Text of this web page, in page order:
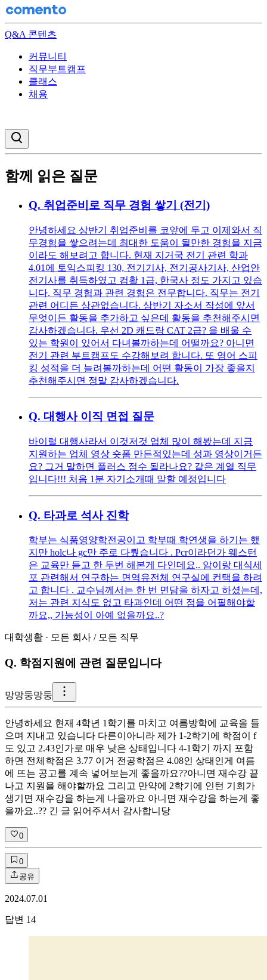
Q&A 콘텐츠
커뮤니티
직무부트캠프
클래스
채용
함께 읽은 질문
Q. 취업준비로 직무 경험 쌓기 (전기)
안녕하세요 상반기 취업준비를 코앞에 두고 이제와서 직
무경험을 쌓으려는데 최대한 도움이 될만한 경험을 지금
이라도 해보려고 합니다. 현재 지거국 전기 관련 학과
4.01에 토익스피킹 130, 전기기사, 전기공사기사, 산업안
전기사를 취득하였고 컴활 1급, 한국사 정도 가지고 있습
니다. 직무 경험과 관련 경험은 전무합니다. 직무는 전기
관련 어디든 상관없습니다. 상반기 자소서 작성에 앞서
무엇이든 활동을 추가하고 싶은데 활동을 추천해주시면
감사하겠습니다. 우선 2D 캐드랑 CAT 2급? 을 배울 수
있는 학원이 있어서 다녀볼까하는데 어떨까요? 아니면
전기 관련 부트캠프도 수강해보려 합니다. 또 영어 스피
킹 성적을 더 늘려볼까하는데 어떤 활동이 가장 좋을지
추천해주시면 정말 감사하겠습니다.
Q. 대행사 이직 면접 질문
바이럴 대행사라서 이것저것 업체 많이 해봤는데 지금
지원하는 업체 영상 숏폼 만든적있는데 성과 영상이거든
요? 그거 말하면 플러스 점수 될라나요? 같은 계열 직무
입니다!!! 처음 1분 자기소개때 말할 예정입니다
Q. 타과로 석사 진학
학부는 식품영양학전공이고 학부때 학연생을 하기는 했
지만 holc나 gc만 주로 다뤘습니다 . Pcr이라던가 웨스턴
은 교육만 듣고 한 두번 해본게 다인데요.. 암이랑 대식세
포 관련해서 연구하는 면역유전체 연구실에 컨택을 하려
고 합니다 . 교수님께서는 한 번 면담을 하자고 하셨는데,
저는 관련 지식도 없고 타과인데 어떤 점을 어필해야할
까요,, 가능성이 아예 없을까요..?
대학생활 · 모든 회사 / 모든 직무
Q. 학점지원에 관련 질문입니다
망망둥망둥
안녕하세요 현재 4학년 1학기를 마치고 여름방학에 교육을 들
으며 지내고 있습니다 다른이아니라 제가 1-2학기에 학점이 f
도 있고 2.43인가로 매우 낮은 상태입니다 4-1학기 까지 포함
하면 전체학점은 3.77 이거 전공학점은 4.08인 상태인게 여름
에 뜨는 공고를 계속 넣어보는게 좋을까요??아니면 재수강 끝
나고 지원을 해야할까요 그리고 만약에 2학기에 인턴 기회가
생기면 재수강을 하는게 나을까요 아니면 재수강을 하는게 좋
을까요..?? 긴 글 읽어주셔서 감사합니당
0
0
공유
2024.07.01
답변 14